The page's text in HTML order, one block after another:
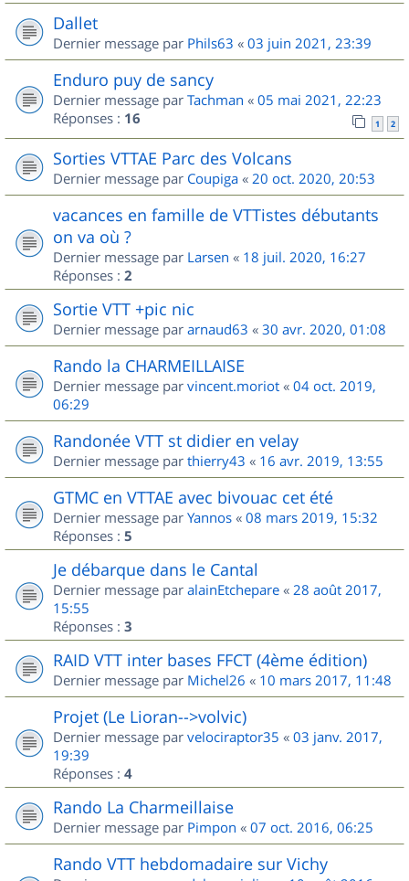
Dallet
Dernier message par Phils63 « 03 juin 2021, 23:39
Enduro puy de sancy
Dernier message par Tachman « 05 mai 2021, 22:23
Réponses : 16 1 2
Sorties VTTAE Parc des Volcans
Dernier message par Coupiga « 20 oct. 2020, 20:53
vacances en famille de VTTistes débutants
on va où ?
Dernier message par Larsen « 18 juil. 2020, 16:27
Réponses : 2
Sortie VTT +pic nic
Dernier message par arnaud63 « 30 avr. 2020, 01:08
Rando la CHARMEILLAISE
Dernier message par vincent.moriot « 04 oct. 2019,
06:29
Randonée VTT st didier en velay
Dernier message par thierry43 « 16 avr. 2019, 13:55
GTMC en VTTAE avec bivouac cet été
Dernier message par Yannos « 08 mars 2019, 15:32
Réponses : 5
Je débarque dans le Cantal
Dernier message par alainEtchepare « 28 août 2017,
15:55
Réponses : 3
RAID VTT inter bases FFCT (4ème édition)
Dernier message par Michel26 « 10 mars 2017, 11:48
Projet (Le Lioran-->volvic)
Dernier message par velociraptor35 « 03 janv. 2017,
19:39
Réponses : 4
Rando La Charmeillaise
Dernier message par Pimpon « 07 oct. 2016, 06:25
Rando VTT hebdomadaire sur Vichy